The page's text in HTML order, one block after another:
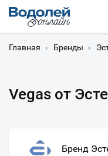
Главная › Бренды ›
Vegas от
Бренд